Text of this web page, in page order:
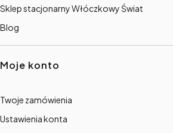
Sklep stacjonarny Włóczkowy Świat
Blog
Moje konto
Twoje zamówienia
Ustawienia konta